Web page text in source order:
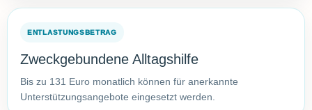
ENTLASTUNGSBETRAG
Zweckgebundene Alltagshilfe
Bis zu 131 Euro monatlich können für anerkannte
Unterstützungsangebote eingesetzt werden.